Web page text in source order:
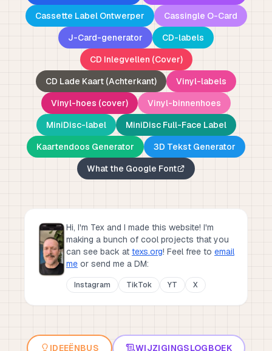
Cassette Label Ontwerper
Cassingle O-Card
J-Card-generator
CD-labels
CD Inlegvellen (Cover)
CD Lade Kaart (Achterkant)
Vinyl-labels
Vinyl-hoes (cover)
Vinyl-binnenhoes
MiniDisc-label
MiniDisc Full-Face Label
Kaartendoos Generator
3D Tekst Generator
What the Google Font
Hi, I'm Tex and I made this website! I'm
making a bunch of cool projects that you
can see back at texs.org! Feel free to email
me or send me a DM:
Instagram TikTok YT X
IDEEËNBUS WIJZIGINGSLOGBOEK